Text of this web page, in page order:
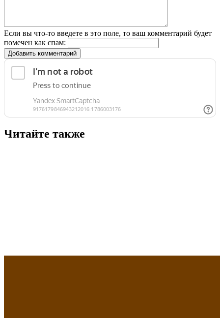
Если вы что-то введете в это поле, то ваш комментарий будет
помечен как спам:
Добавить комментарий
Читайте также